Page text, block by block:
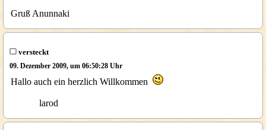
Gruß Anunnaki
versteckt
09. Dezember 2009, um 06:50:28 Uhr
Hallo auch ein herzlich Willkommen
larod